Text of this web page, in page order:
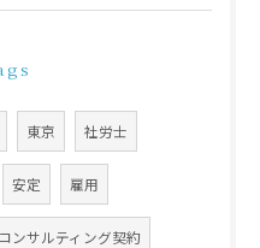
東京 社労士
安定 雇用
コンサルティング契約